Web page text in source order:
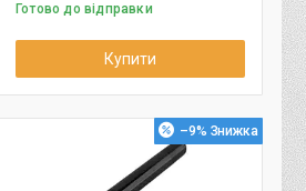
Готово до відправки
Купити
–9%